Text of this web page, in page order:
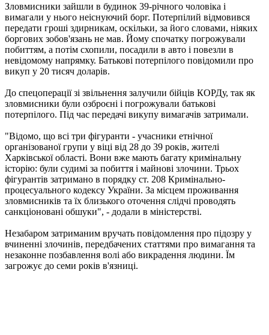
Зловмисники зайшли в будинок 39-річного чоловіка і
вимагали у нього неіснуючий борг. Потерпілий відмовився
передати гроші здирникам, оскільки, за його словами, ніяких
боргових зобов'язань не мав. Йому спочатку погрожували
побиттям, а потім схопили, посадили в авто і повезли в
невідомому напрямку. Батькові потерпілого повідомили про
викуп у 20 тисяч доларів.
До спецоперації зі звільнення залучили бійців КОРДу, так як
зловмисники були озброєні і погрожували батькові
потерпілого. Під час передачі викупу вимагачів затримали.
"Відомо, що всі три фігуранти - учасники етнічної
організованої групи у віці від 28 до 39 років, жителі
Харківської області. Вони вже мають багату кримінальну
історію: були судимі за побиття і майнові злочини. Трьох
фігурантів затримано в порядку ст. 208 Кримінально-
процесуального кодексу України. За місцем проживання
зловмисників та їх близького оточення слідчі проводять
санкціоновані обшуки", - додали в міністерстві.
Незабаром затриманим вручать повідомлення про підозру у
вчиненні злочинів, передбачених статтями про вимагання та
незаконне позбавлення волі або викрадення людини. Їм
загрожує до семи років в'язниці.